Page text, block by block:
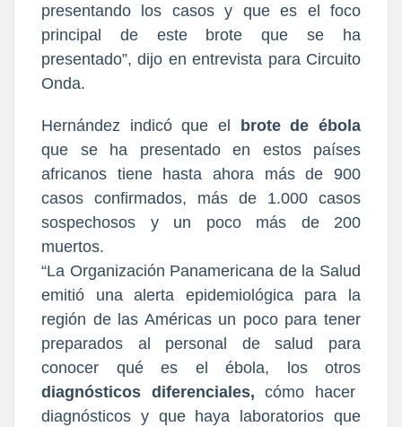
presentando los casos y que es el foco
principal de este brote que se ha
presentado”, dijo en entrevista para Circuito
Onda.
Hernández indicó que el
brote de ébola
que se ha presentado en estos países
africanos tiene hasta ahora más de 900
casos confirmados, más de 1.000 casos
sospechosos y un poco más de 200
muertos.
“La Organización Panamericana de la Salud
emitió una alerta epidemiológica para la
región de las Américas un poco para tener
preparados al personal de salud para
conocer qué es el ébola, los otros
diagnósticos diferenciales, cómo hacer
diagnósticos y que haya laboratorios que